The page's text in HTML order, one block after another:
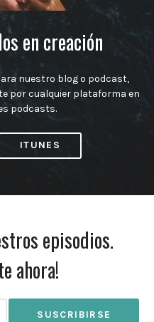
en creación
nuestro blog o podcast,
por cualquier plataforma en
podcasts.
ITUNES
episodios.
ahora!